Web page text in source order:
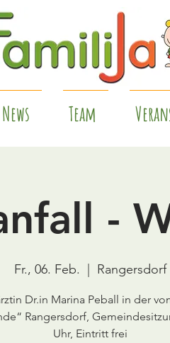
News Team
-
Fr., 06. Feb. Rangersdorf
Dr.in Marina Peball in der
Rangersdorf,
Uhr, Eintritt frei